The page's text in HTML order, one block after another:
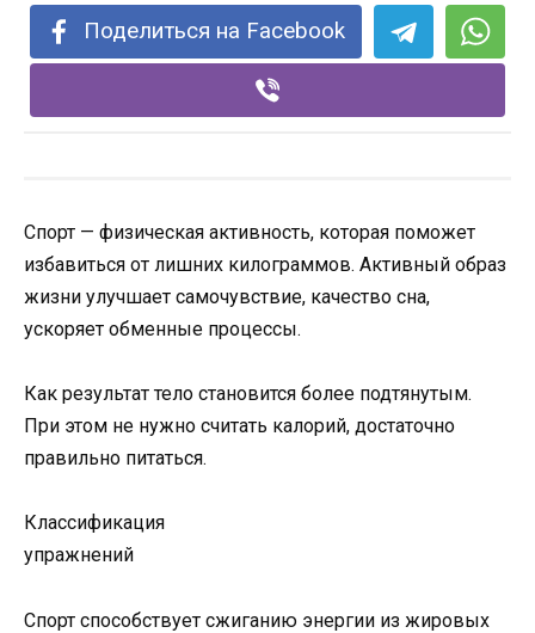
Поделиться на Facebook
Спорт — физическая активность, которая поможет
избавиться от лишних килограммов. Активный образ
жизни улучшает самочувствие, качество сна,
ускоряет обменные процессы.
Как результат тело становится более подтянутым.
При этом не нужно считать калорий, достаточно
правильно питаться.
Классификация
упражнений
Спорт способствует сжиганию энергии из жировых